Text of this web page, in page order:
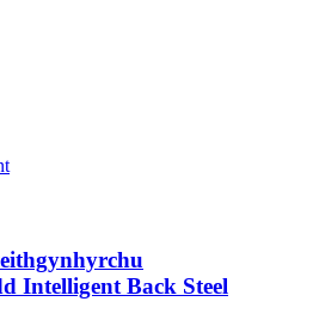
Intelligent Back Steel